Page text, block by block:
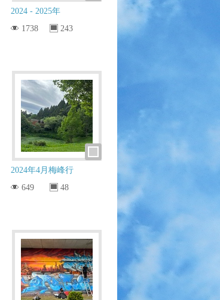
2024 - 2025年
1738
243
2024年4月梅峰行
649
48